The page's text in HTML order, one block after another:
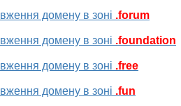
домену в зоні .forum
домену в зоні .foundation
домену в зоні .free
домену в зоні .fun